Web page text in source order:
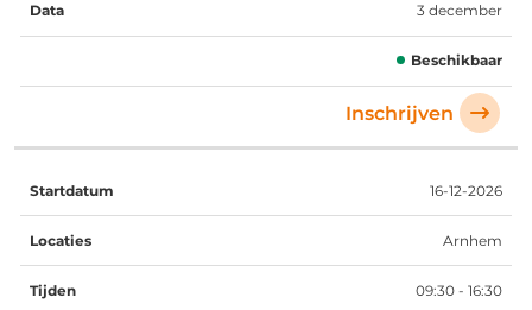
3 december
Beschikbaar
Inschrijven
16-12-2026
Arnhem
09:30 - 16:30